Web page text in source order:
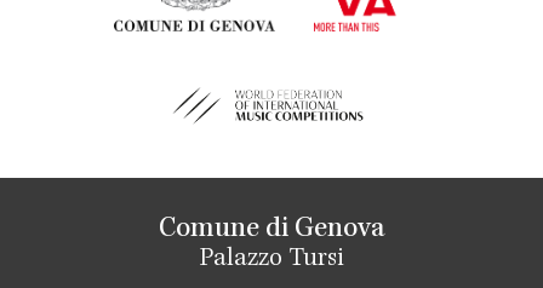
Comune di Genova
Palazzo Tursi